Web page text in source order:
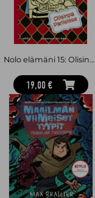
Nolo elämäni 15: Olisinpa Pariisissa
19,00 €